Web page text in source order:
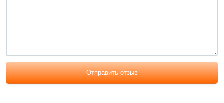
Отправить отзыв